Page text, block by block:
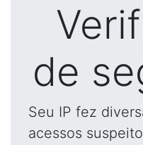
de
Seu IP fez
acessos